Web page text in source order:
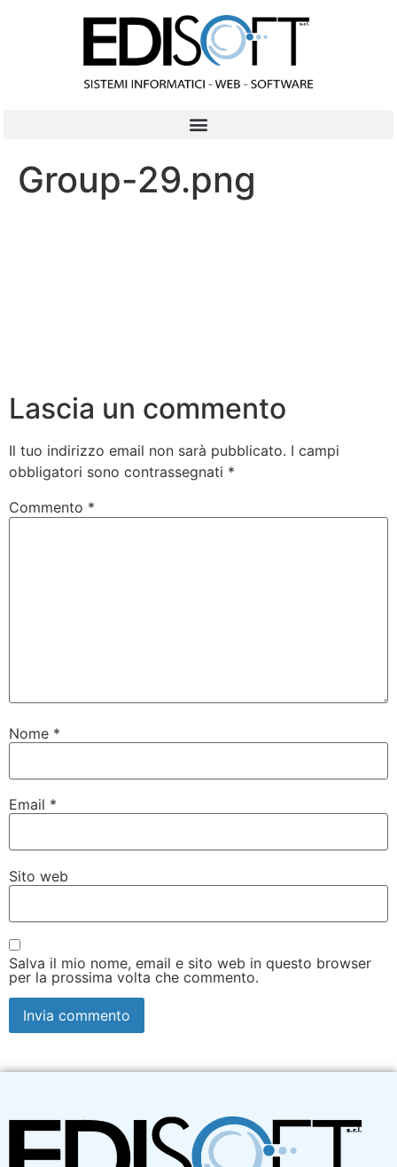
Group-29.png
Lascia un commento
Il tuo indirizzo email non sarà pubblicato. I campi
obbligatori sono contrassegnati *
Commento *
Nome *
Email *
Sito web
Salva il mio nome, email e sito web in questo browser
per la prossima volta che commento.